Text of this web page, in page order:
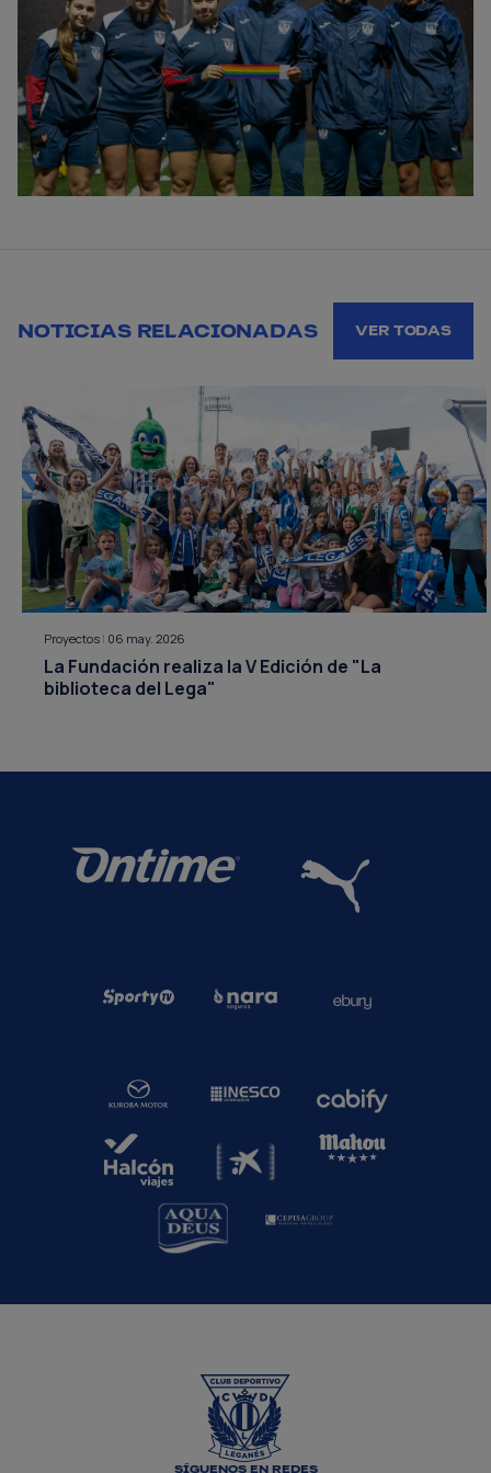
NOTICIAS RELACIONADAS VER TODAS
Proyectos | 06 may. 2026
La Fundación realiza la V Edición de "La
biblioteca del Lega"
SÍGUENOS EN REDES